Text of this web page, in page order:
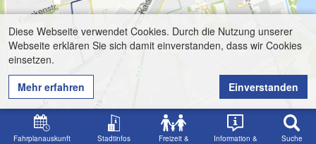
Fahrplanauskunft Stadtinfos
Freizeit &
Information &
Suche
Diese Webseite verwendet Cookies. Durch die Nutzung unserer
Webseite erklären Sie sich damit einverstanden, dass wir Cookies
einsetzen.
Mehr erfahren
Einverstanden